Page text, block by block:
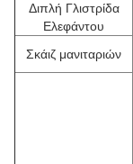
Διπλή Γλιστρίδα
Ελεφάντου
Σκάιζ μανιταριών